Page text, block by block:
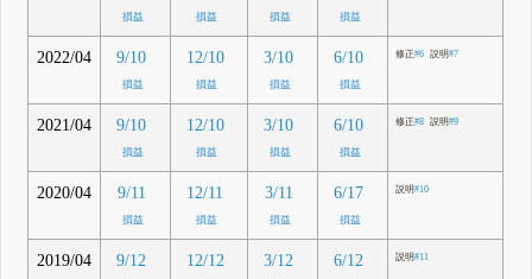
損益 損益 損益 損益
2022/04 9/10
損益
12/10
損益
3/10
損益
6/10
損益
修正#6 説明#7
2021/04 9/10
損益
12/10
損益
3/10
損益
6/10
損益
修正#8 説明#9
2020/04 9/11
損益
12/11
損益
3/11
損益
6/17
損益
説明#10
2019/04 9/12 12/12 3/12 6/12 説明#11